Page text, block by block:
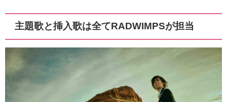
主題歌と挿入歌は全てRADWIMPSが担当